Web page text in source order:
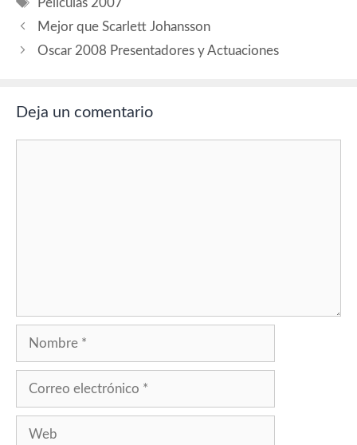
Nominados…
Películas 2007
Mejor que Scarlett Johansson
Oscar 2008 Presentadores y Actuaciones
Deja un comentario